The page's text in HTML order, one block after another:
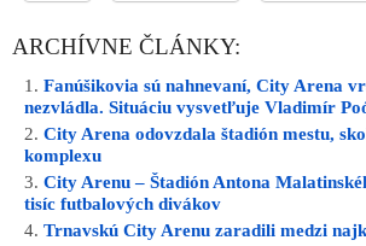
ARCHÍVNE ČLÁNKY:
Fanúšikovia sú nahnevaní, City Arena
nezvládla. Situáciu vysvetľuje Vladimír
City Arena odovzdala štadión mestu,
komplexu
City Arenu – Štadión Antona
tisíc futbalových divákov
Trnavskú City Arenu zaradili medzi